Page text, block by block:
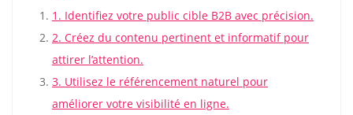
1. Identifiez votre public cible B2B avec précision.
2. Créez du contenu pertinent et informatif pour
attirer l’attention.
3. Utilisez le référencement naturel pour
améliorer votre visibilité en ligne.